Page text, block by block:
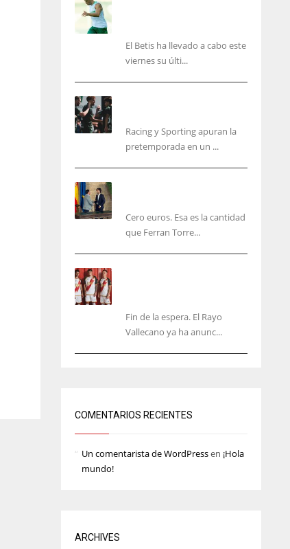
MIN
24
El Betis ha llevado a cabo este
viernes su últi...
Racing y Sporting apuran la
pretemporada en un ...
Cero euros. Esa es la cantidad
que Ferran Torre...
Fin de la espera. El Rayo
Vallecano ya ha anunc...
COMENTARIOS RECIENTES
Un comentarista de WordPressen ¡Hola
mundo!
ARCHIVES